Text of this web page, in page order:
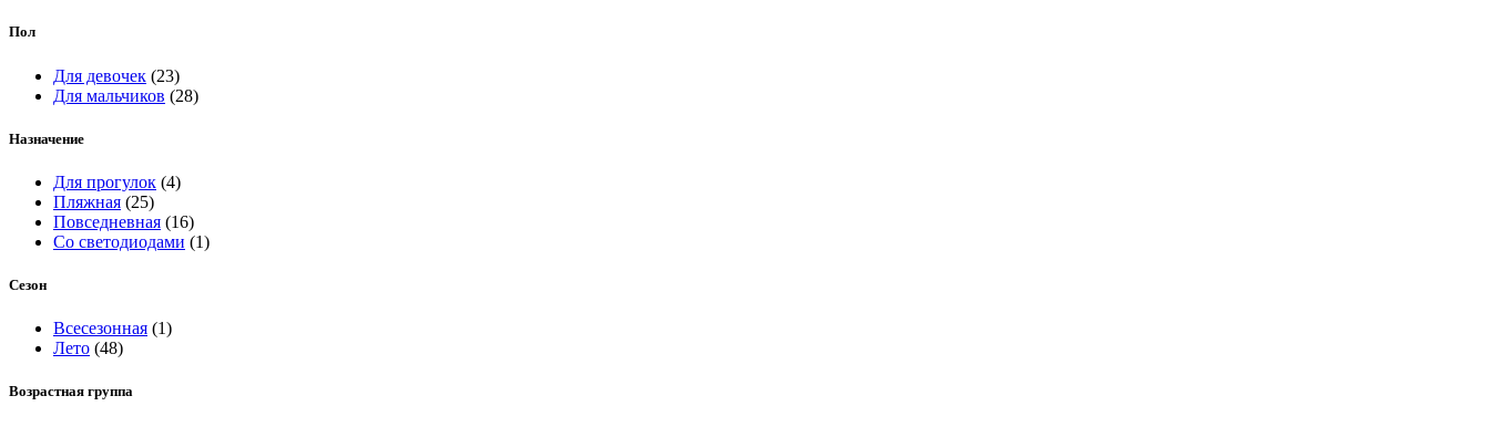
Пол
Для девочек (23)
Для мальчиков (28)
Назначение
Для прогулок (4)
Пляжная (25)
Повседневная (16)
Со светодиодами (1)
Сезон
Всесезонная (1)
Лето (48)
Возрастная группа